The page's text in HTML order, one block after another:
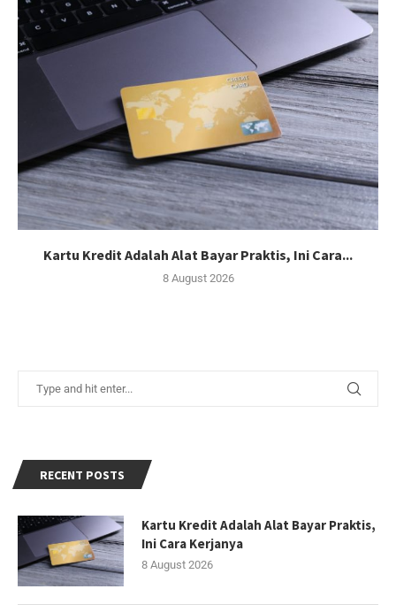
Kartu Kredit Adalah Alat Bayar Praktis, Ini Cara...
8 August 2026
RECENT POSTS
Kartu Kredit Adalah Alat Bayar Praktis,
Ini Cara Kerjanya
8 August 2026